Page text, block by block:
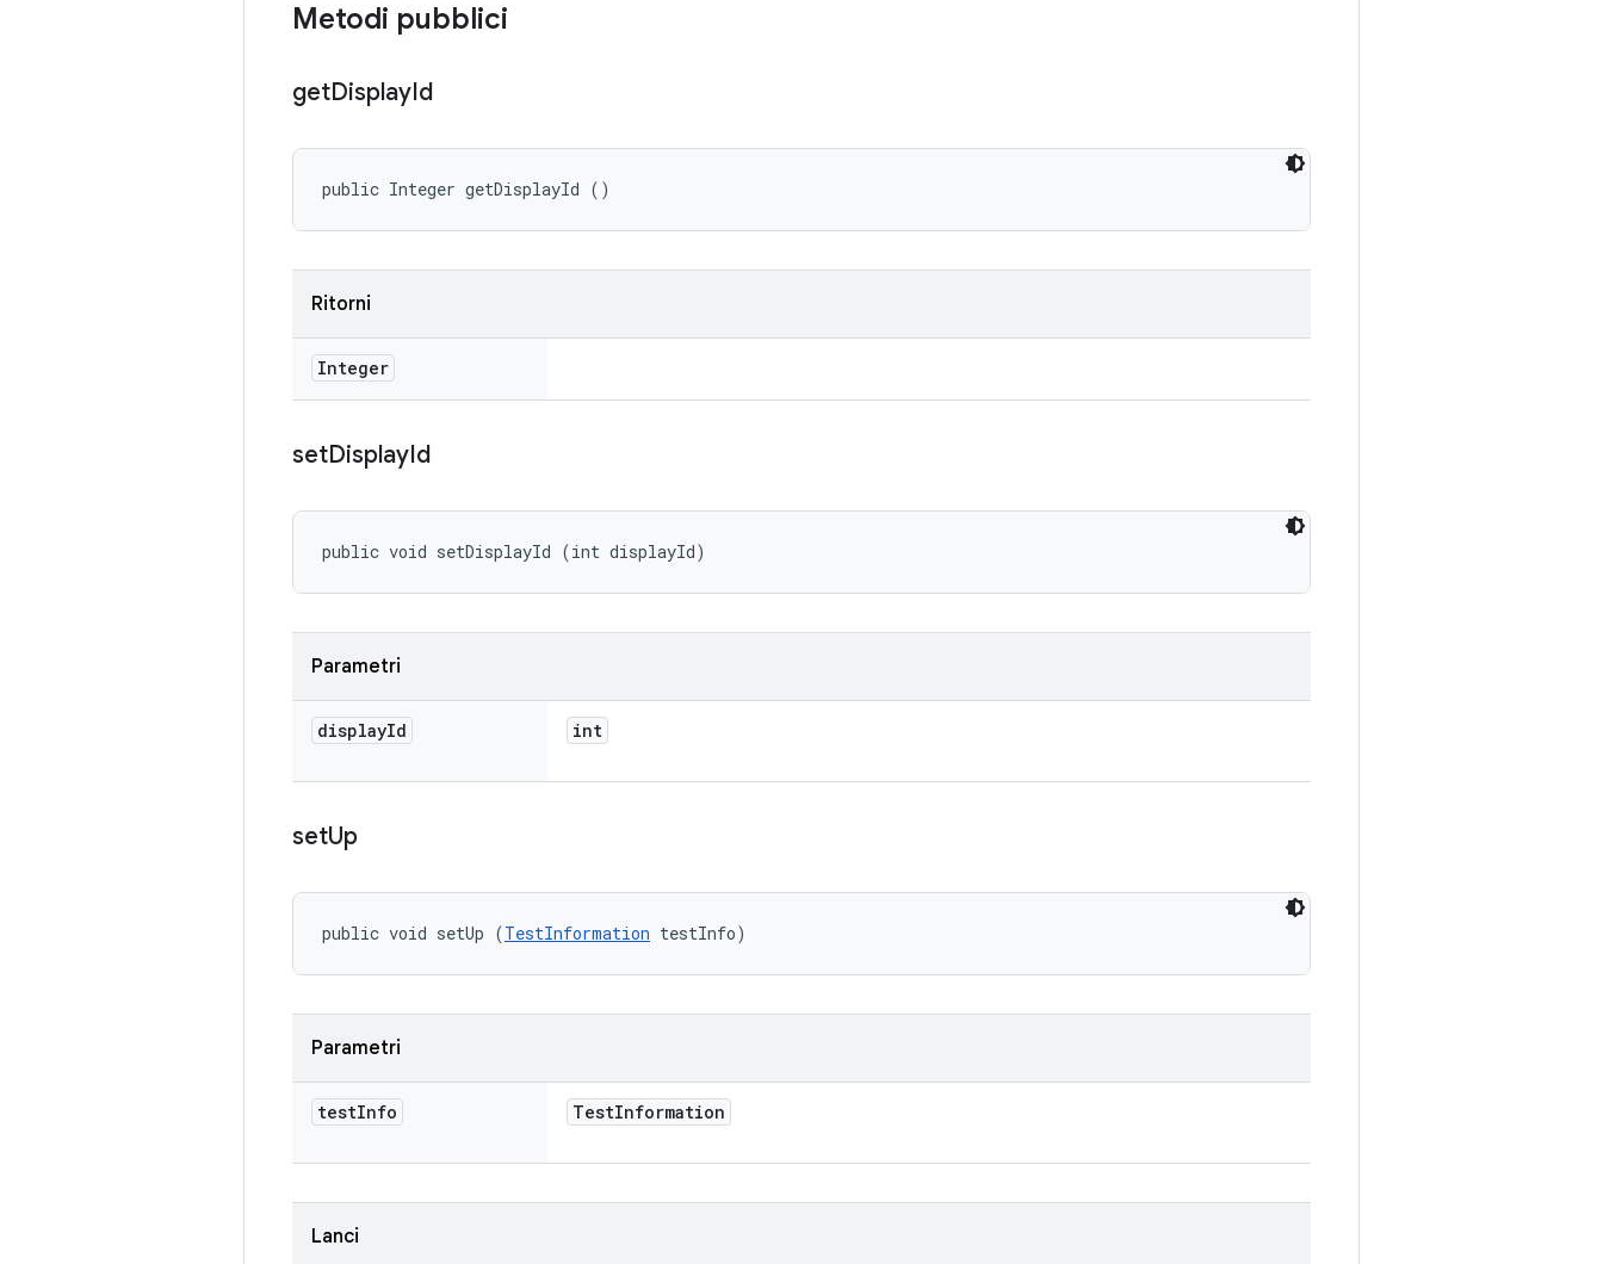
Metodi pubblici
getDisplayId
public Integer getDisplayId ()
Ritorni
Integer
setDisplayId
public void setDisplayId (int displayId)
Parametri
displayId int
setUp
public void setUp (TestInformation testInfo)
Parametri
testInfo TestInformation
Lanci